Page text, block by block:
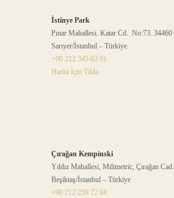
İstinye Park
Pınar Mahallesi. Katar Cd. No:73. 34460
Sarıyer/İstanbul – Türkiye
+90 212 345 63 91
Harita İçin Tıkla
Çırağan Kempinski
Yıldız Mahallesi, Milimetric, Çırağan Cad.
Beşiktaş/İstanbul – Türkiye
+90 212 259 72 04